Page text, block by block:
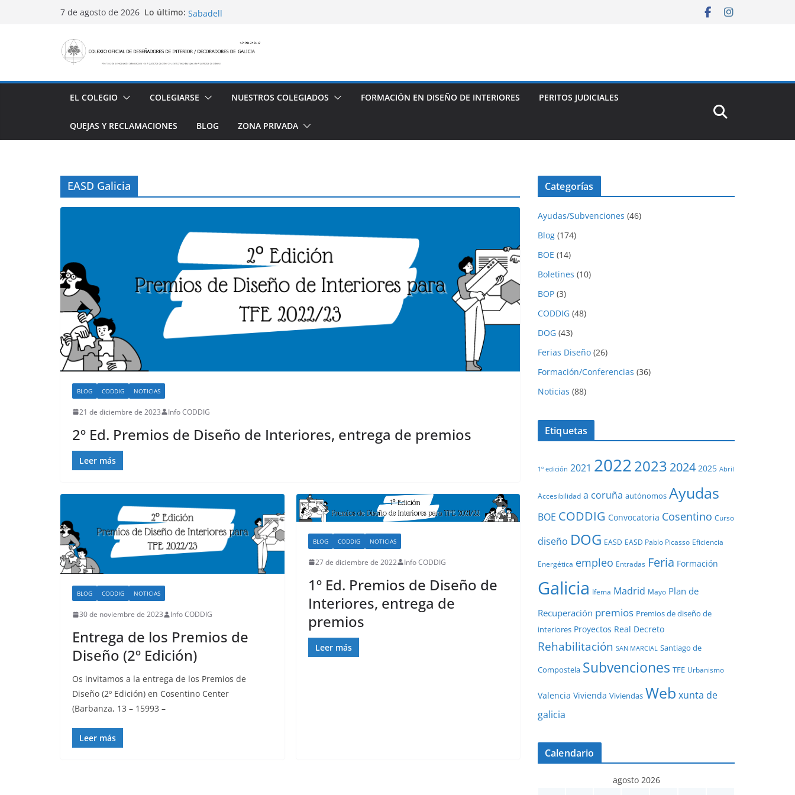
7 de agosto de 2026 Lo último: Conviértete en PROfesional con el CODDIG y Banco
alojamiento y restauración
4 Ed. Premios de Diseño de Interior
Casa Decor 2025, los espacios de este año
San Marcial 2025
EL COLEGIO
COLEGIARSE NUESTROS COLEGIADOS FORMACIÓN EN DISEÑO DE INTERIORES PERITOS JUDICIALES
QUEJAS Y RECLAMACIONES BLOG ZONA PRIVADA
EASD Galicia
BLOG CODDIG NOTICIAS
21 de diciembre de 2023 Info CODDIG
2º Ed. Premios de Diseño de Interiores, entrega de premios
Leer más
BLOG CODDIG NOTICIAS
30 de noviembre de 2023 Info CODDIG
Entrega de los Premios de
Diseño (2º Edición)
Os invitamos a la entrega de los Premios de
Diseño (2º Edición) en Cosentino Center
(Barbanza, 13 – 15993 –
Leer más
BLOG CODDIG NOTICIAS
27 de diciembre de 2022 Info CODDIG
1º Ed. Premios de Diseño de
Interiores, entrega de
premios
Leer más
Categorías
Ayudas/Subvenciones (46)
Blog (174)
BOE (14)
Boletines (10)
BOP (3)
CODDIG (48)
DOG (43)
Ferias Diseño (26)
Formación/Conferencias (36)
Noticias (88)
Etiquetas
1º edición 2021 20222023 2024 2025 Abril
Accesibilidad a coruña autónomos Ayudas
BOE CODDIG Convocatoria Cosentino Curso
diseño DOG EASD EASD Pablo Picasso Eficiencia
Energética empleo Entradas Feria Formación
Galicia Ifema Madrid Mayo Plan de
Recuperación premios Premios de diseño de
interiores Proyectos Real Decreto
Rehabilitación SAN MARCIAL Santiago de
Compostela Subvenciones TFE Urbanismo
Valencia Vivienda Viviendas Web xunta de
galicia
Calendario
agosto 2026